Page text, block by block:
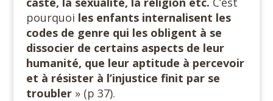
pourquoi les enfants internalisent les
codes de genre qui les obligent à se
dissocier de certains aspects de leur
humanité, que leur aptitude à percevoir
et à résister à l’injustice finit par se
troubler» (p 37).